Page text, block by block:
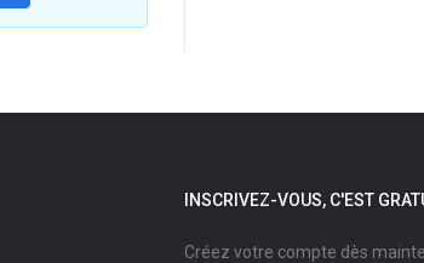
INSCRIVEZ-VOUS, C'EST
Créez votre compte dès